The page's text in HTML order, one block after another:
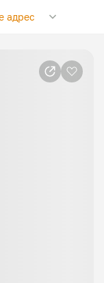
адрес